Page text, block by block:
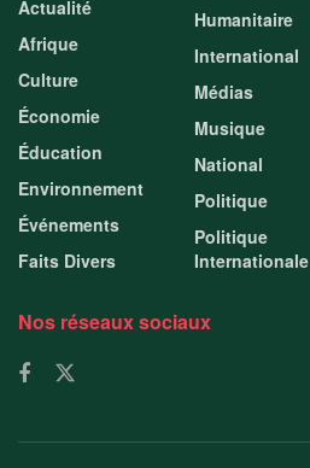
Actualité
Afrique
Culture
Économie
Éducation
Environnement
Événements
Faits Divers
Humanitaire
International
Médias
Musique
National
Politique
Politique
Internationale
Nos réseaux sociaux